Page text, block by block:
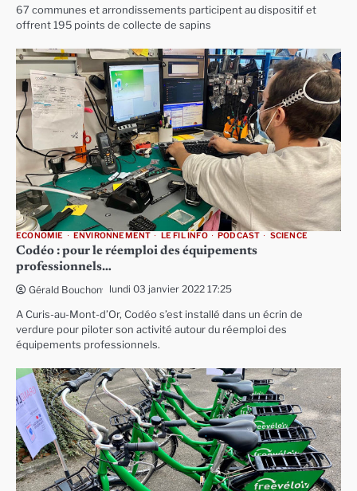
67 communes et arrondissements participent au dispositif et
offrent 195 points de collecte de sapins
ECONOMIE ENVIRONNEMENT LE FIL INFO PODCAST SCIENCE
Codéo : pour le réemploi des équipements
professionnels…
Gérald Bouchon lundi 03 janvier 2022 17:25
A Curis-au-Mont-d’Or, Codéo s’est installé dans un écrin de
verdure pour piloter son activité autour du réemploi des
équipements professionnels.